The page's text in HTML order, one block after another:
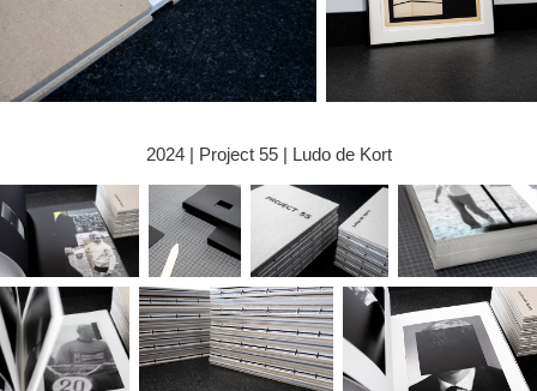
2024 | Project 55 | Ludo de Kort